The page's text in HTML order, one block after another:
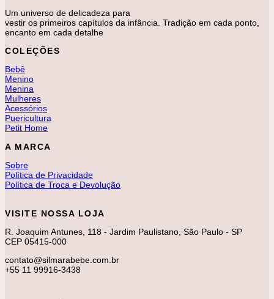
Um universo de delicadeza para
vestir os primeiros capítulos da infância. Tradição em cada ponto,
encanto em cada detalhe
COLEÇÕES
Bebê
Menino
Menina
Mulheres
Acessórios
Puericultura
Petit Home
A MARCA
Sobre
Política de Privacidade
Política de Troca e Devolução
VISITE NOSSA LOJA
R. Joaquim Antunes, 118 - Jardim Paulistano, São Paulo - SP
CEP 05415-000
contato@silmarabebe.com.br
+55 11 99916-3438